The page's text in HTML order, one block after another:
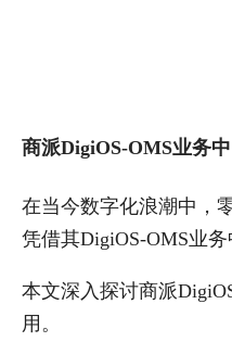
商派DigiOS-OMS业务
在当今数字化浪潮中，
凭借其DigiOS-OMS业
本文深入探讨商派
用。